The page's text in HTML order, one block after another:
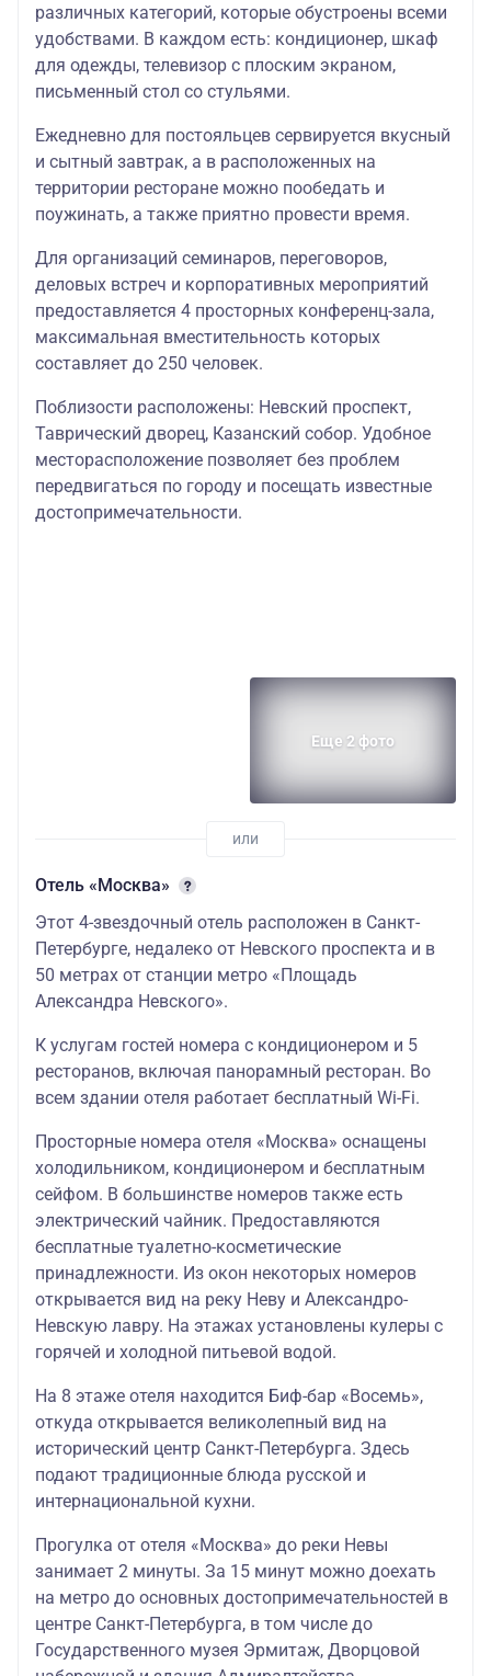
различных категорий, которые обустроены всеми
удобствами. В каждом есть: кондиционер, шкаф
для одежды, телевизор с плоским экраном,
письменный стол со стульями.
Ежедневно для постояльцев сервируется вкусный
и сытный завтрак, а в расположенных на
территории ресторане можно пообедать и
поужинать, а также приятно провести время.
Для организаций семинаров, переговоров,
деловых встреч и корпоративных мероприятий
предоставляется 4 просторных конференц-зала,
максимальная вместительность которых
составляет до 250 человек.
Поблизости расположены: Невский проспект,
Таврический дворец, Казанский собор. Удобное
месторасположение позволяет без проблем
передвигаться по городу и посещать известные
достопримечательности.
Еще 2 фото
Отель «Москва»
Этот 4-звездочный отель расположен в Санкт-
Петербурге, недалеко от Невского проспекта и в
50 метрах от станции метро «Площадь
Александра Невского».
К услугам гостей номера с кондиционером и 5
ресторанов, включая панорамный ресторан. Во
всем здании отеля работает бесплатный Wi-Fi.
Просторные номера отеля «Москва» оснащены
холодильником, кондиционером и бесплатным
сейфом. В большинстве номеров также есть
электрический чайник. Предоставляются
бесплатные туалетно-косметические
принадлежности. Из окон некоторых номеров
открывается вид на реку Неву и Александро-
Невскую лавру. На этажах установлены кулеры с
горячей и холодной питьевой водой.
На 8 этаже отеля находится Биф-бар «Восемь»,
откуда открывается великолепный вид на
исторический центр Санкт-Петербурга. Здесь
подают традиционные блюда русской и
интернациональной кухни.
Прогулка от отеля «Москва» до реки Невы
занимает 2 минуты. За 15 минут можно доехать
на метро до основных достопримечательностей в
центре Санкт-Петербурга, в том числе до
Государственного музея Эрмитаж, Дворцовой